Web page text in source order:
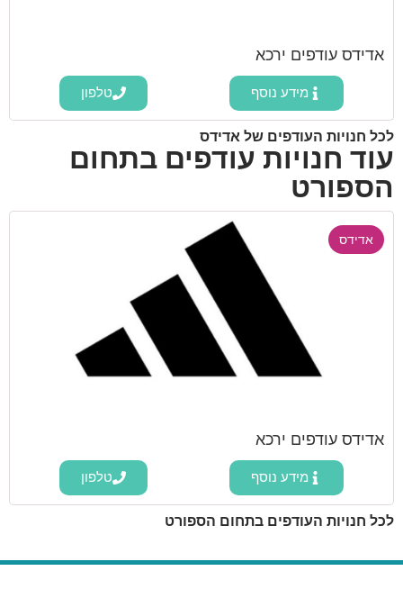
אדידס עודפים ירכא
מידע נוסף טלפון
לכל חנויות העודפים של אדידס
עוד חנויות עודפים בתחום
הספורט
אדידס
אדידס עודפים ירכא
מידע נוסף טלפון
לכל חנויות העודפים בתחום הספורט